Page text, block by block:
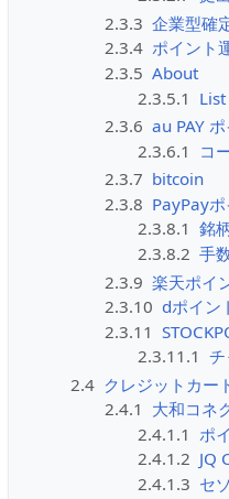
2.3.3 企業型確
2.3.4 ポイント
2.3.5 About
2.3.5.1 List
2.3.6 au PAY
2.3.6.1
コ
2.3.7 bitcoin
2.3.8 PayPay
2.3.8.1 銘
2.3.8.2 手
2.3.9 楽天ポイ
2.3.10 dポイン
2.3.11
2.3.11.1
2.4 クレジットカー
2.4.1 大和コネ
2.4.1.1 ポ
2.4.1.2 JQ
2.4.1.3 セ